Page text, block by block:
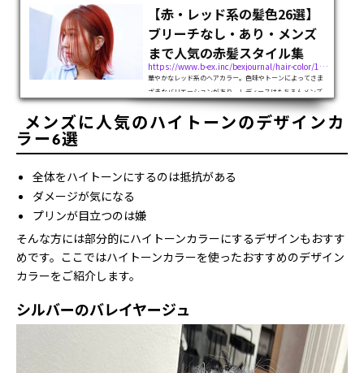
【赤・レッド系の髪色26選】
ブリーチなし・あり・メンズ
まで人気の赤髪スタイル集
https://www.b-ex.inc/bexjournal/hair-color/116217
華やかなレッド系のヘアカラー。色味やトーンによってさま
ざまなバリエーションがあり、レディースはもちろんメンズ
にも人気の髪色です。この記事ではレッド系の髪色の特徴や
色味別のスタイル、ブリーチあり・ブリーチなしの違いな
ど、幅広くご紹介します。赤髪に挑...
メンズに人気のハイトーンのデザインカ
ラー6選
全体をハイトーンにするのは抵抗がある
ダメージが気になる
プリンが目立つのは嫌
そんな方には部分的にハイトーンカラーにするデザインもおすす
めです。ここではハイトーンカラーを使ったおすすめのデザイン
カラーをご紹介します。
シルバーのバレイヤージュ